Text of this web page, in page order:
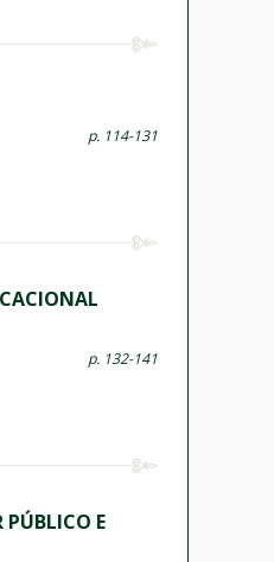
p. 114-131
p. 132-141
PÚBLICO E